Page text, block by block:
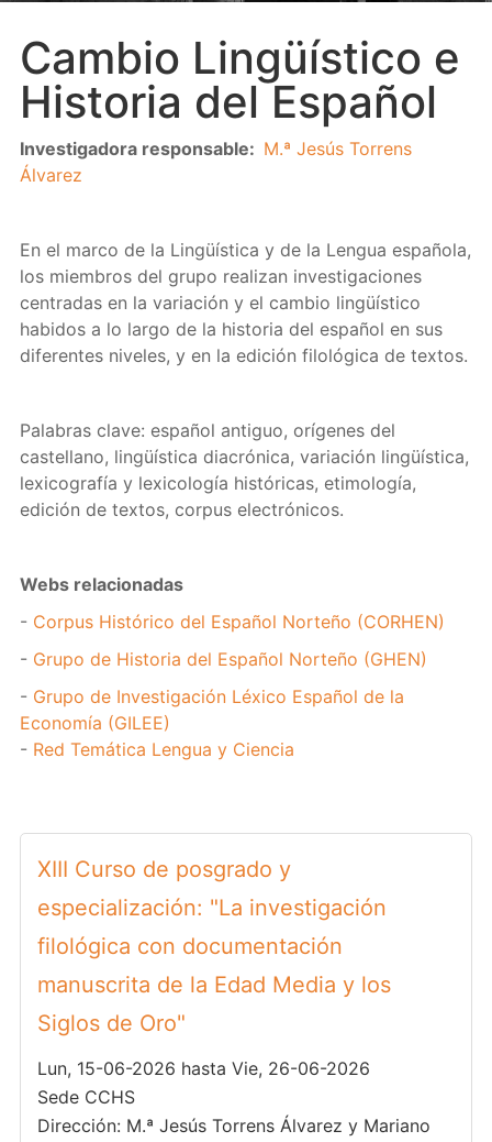
Cambio Lingüístico e
Historia del Español
Investigadora responsable: M.ª Jesús Torrens
Álvarez
En el marco de la Lingüística y de la Lengua española,
los miembros del grupo realizan investigaciones
centradas en la variación y el cambio lingüístico
habidos a lo largo de la historia del español en sus
diferentes niveles, y en la edición filológica de textos.
Palabras clave: español antiguo, orígenes del
castellano, lingüística diacrónica, variación lingüística,
lexicografía y lexicología históricas, etimología,
edición de textos, corpus electrónicos.
Webs relacionadas
- Corpus Histórico del Español Norteño (CORHEN)
- Grupo de Historia del Español Norteño (GHEN)
- Grupo de Investigación Léxico Español de la
Economía (GILEE)
- Red Temática Lengua y Ciencia
XIII Curso de posgrado y
especialización: "La investigación
filológica con documentación
manuscrita de la Edad Media y los
Siglos de Oro"
Lun, 15-06-2026 hasta Vie, 26-06-2026
Sede CCHS
Dirección: M.ª Jesús Torrens Álvarez y Mariano